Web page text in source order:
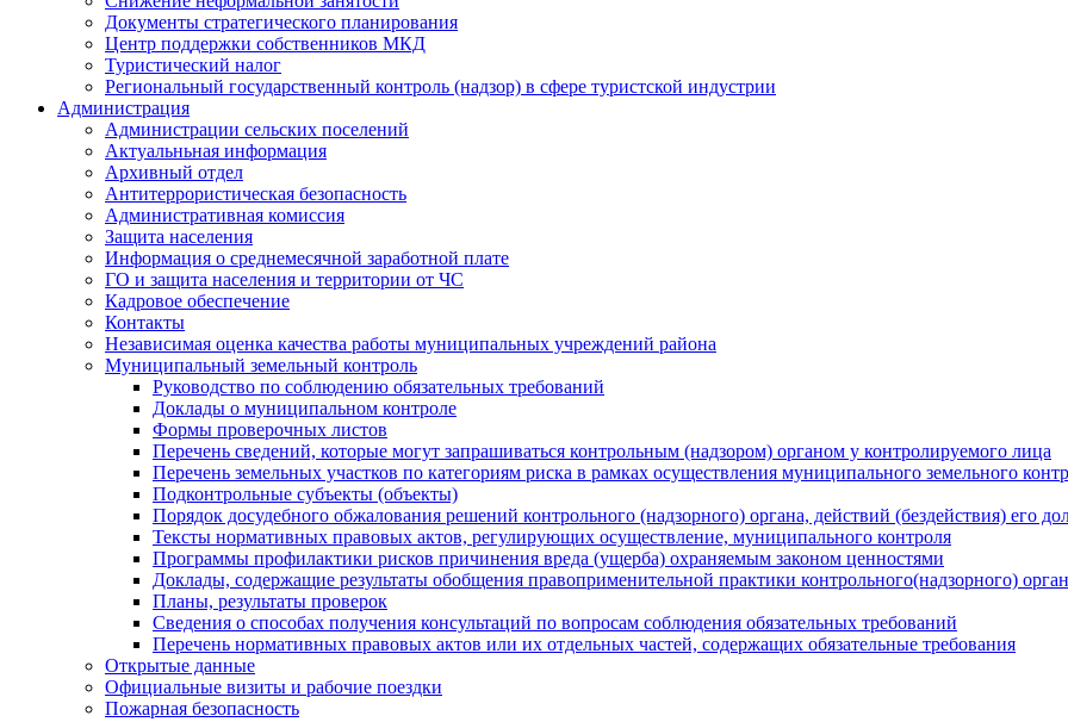
Документы стратегического планирования
Центр поддержки собственников МКД
Туристический налог
Региональный государственный контроль (надзор) в сфере туристской индустрии
Администрация
Администрации сельских поселений
Актуальньная информация
Архивный отдел
Антитеррористическая безопасность
Административная комиссия
Защита населения
Информация о среднемесячной заработной плате
ГО и защита населения и территории от ЧС
Кадровое обеспечение
Контакты
Независимая оценка качества работы муниципальных учреждений района
Муниципальный земельный контроль
Руководство по соблюдению обязательных требований
Доклады о муниципальном контроле
Формы проверочных листов
Перечень сведений, которые могут запрашиваться контрольным (надзором) органом у контролируемого лица
Перечень земельных участков по категориям риска в рамках осуществления муниципального земельного
Подконтрольные субъекты (объекты)
Порядок досудебного обжалования решений контрольного (надзорного) органа, действий (бездействия) его
Тексты нормативных правовых актов, регулирующих осуществление, муниципального контроля
Программы профилактики рисков причинения вреда (ущерба) охраняемым законом ценностями
Доклады, содержащие результаты обобщения правоприменительной практики контрольного(надзорного)
Планы, результаты проверок
Сведения о способах получения консультаций по вопросам соблюдения обязательных требований
Перечень нормативных правовых актов или их отдельных частей, содержащих обязательные требования
Открытые данные
Официальные визиты и рабочие поездки
Пожарная безопасность